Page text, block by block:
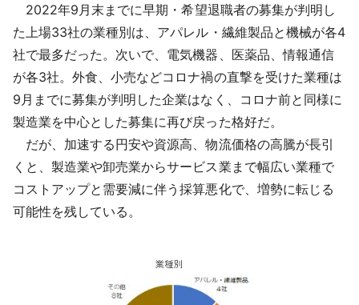
2022年9月末までに早期・希望退職者の募集が判明し
た上場33社の業種別は、アパレル・繊維製品と機械が各4
社で最多だった。次いで、電気機器、医薬品、情報通信
が各3社。外食、小売などコロナ禍の直撃を受けた業種は
9月までに募集が判明した企業はなく、コロナ前と同様に
製造業を中心とした募集に再び戻った格好だ。
だが、加速する円安や資源高、物流価格の高騰が長引
くと、製造業や卸売業からサービス業まで幅広い業種で
コストアップと需要減に伴う採算悪化で、増勢に転じる
可能性を残している。